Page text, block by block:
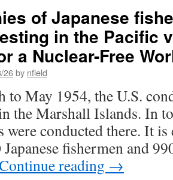
of Japanese
in the Pacific
a Nuclear-Free
26by nfield
to May 1954, the U.S.
the Marshall Islands. In
were conducted there. It
fishermen and
reading →